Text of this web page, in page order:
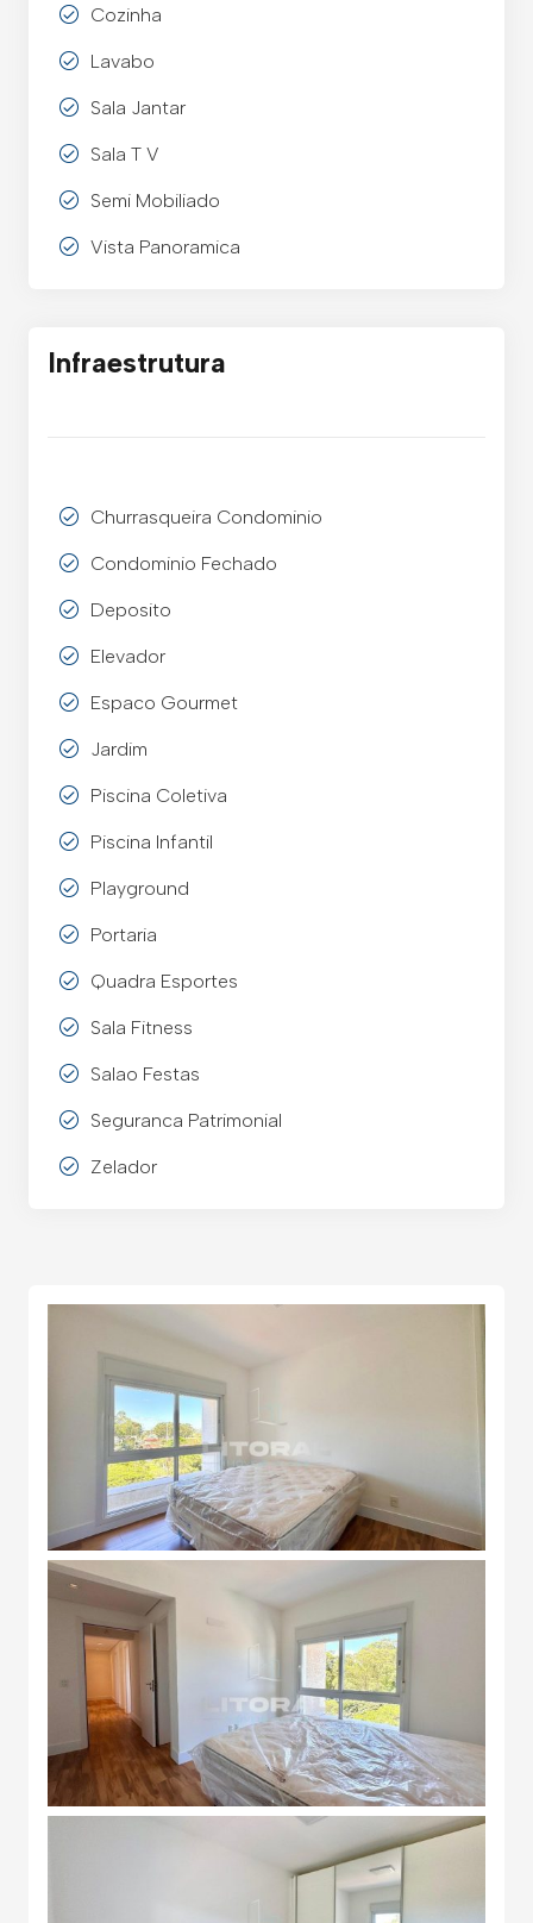
Cozinha
Lavabo
Sala Jantar
Sala T V
Semi Mobiliado
Vista Panoramica
Infraestrutura
Churrasqueira Condominio
Condominio Fechado
Deposito
Elevador
Espaco Gourmet
Jardim
Piscina Coletiva
Piscina Infantil
Playground
Portaria
Quadra Esportes
Sala Fitness
Salao Festas
Seguranca Patrimonial
Zelador